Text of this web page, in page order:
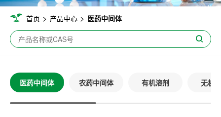
首页 > 产品中心 > 医药中间体
医药中间体 农药中间体 有机溶剂 无机